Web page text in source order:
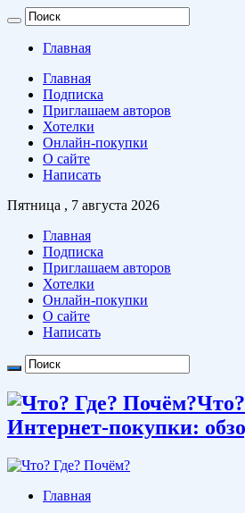
Главная
Главная
Подписка
Приглашаем авторов
Хотелки
Онлайн-покупки
О сайте
Написать
Пятница , 7 августа 2026
Главная
Подписка
Приглашаем авторов
Хотелки
Онлайн-покупки
О сайте
Написать
Интернет-покупки:
Главная